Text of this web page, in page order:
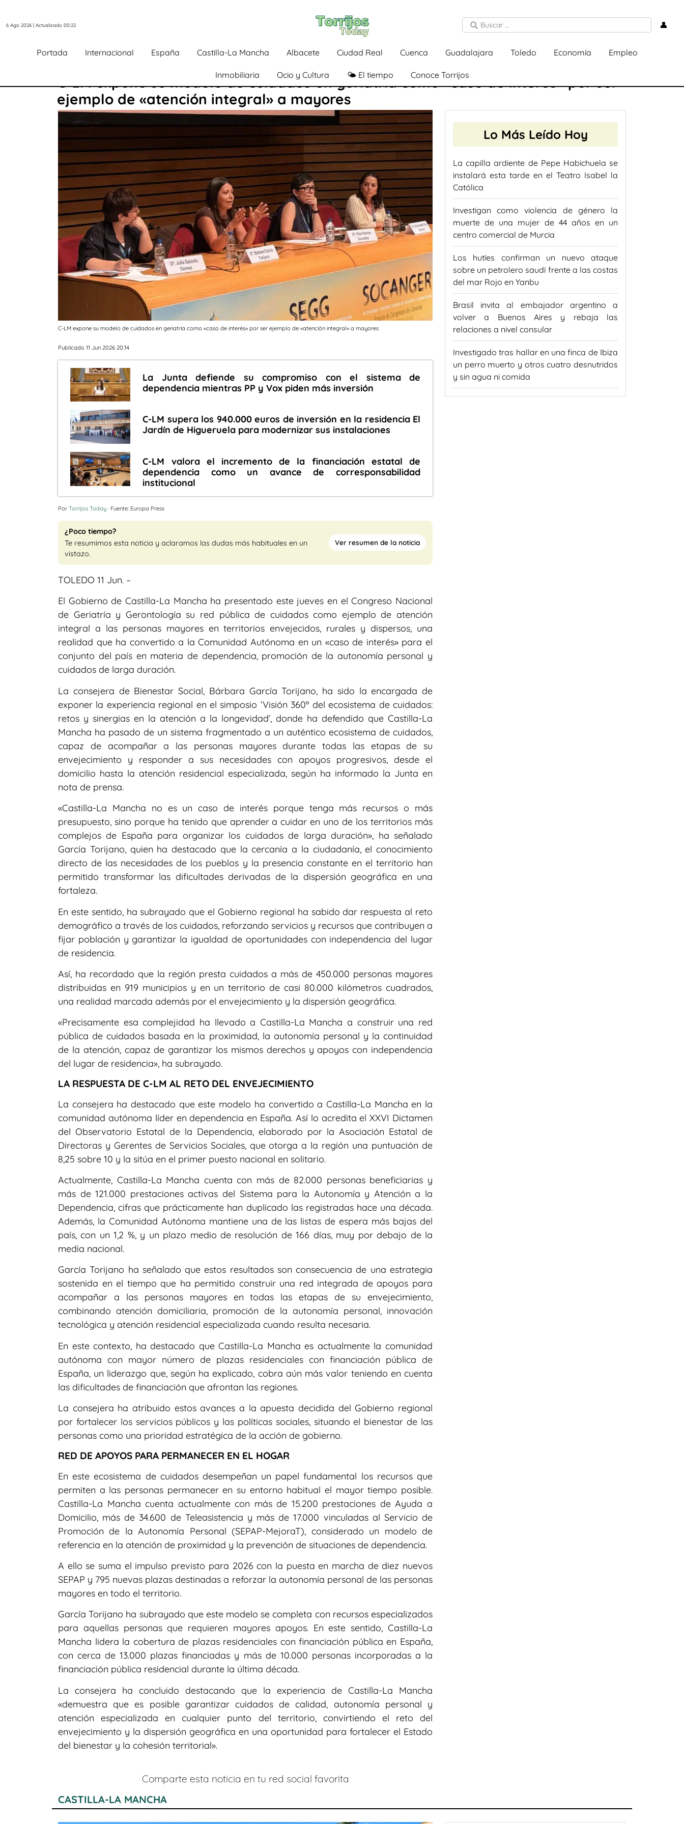
6 Ago 2026 | Actualizado 00:22 👤
Portada Internacional España Castilla-La Mancha Albacete Ciudad Real Cuenca Guadalajara Toledo Economía Empleo
Inmobiliaria Ocio y Cultura 🌤️ El tiempo Conoce Torrijos
C-LM expone su modelo de cuidados en geriatría como «caso de interés» por ser
ejemplo de «atención integral» a mayores
C-LM expone su modelo de cuidados en geriatría como «caso de interés» por ser ejemplo de «atención integral» a mayores
Publicado 11 Jun 2026 20:14
La Junta defiende su compromiso con el sistema de
dependencia mientras PP y Vox piden más inversión
C-LM supera los 940.000 euros de inversión en la residencia El
Jardín de Higueruela para modernizar sus instalaciones
C-LM valora el incremento de la financiación estatal de
dependencia como un avance de corresponsabilidad
institucional
Por Torrijos Today · Fuente: Europa Press
¿Poco tiempo?
Te resumimos esta noticia y aclaramos las dudas más habituales en un
vistazo.
Ver resumen de la noticia
TOLEDO 11 Jun. –
El Gobierno de Castilla-La Mancha ha presentado este jueves en el Congreso Nacional
de Geriatría y Gerontología su red pública de cuidados como ejemplo de atención
integral a las personas mayores en territorios envejecidos, rurales y dispersos, una
realidad que ha convertido a la Comunidad Autónoma en un «caso de interés» para el
conjunto del país en materia de dependencia, promoción de la autonomía personal y
cuidados de larga duración.
La consejera de Bienestar Social, Bárbara García Torijano, ha sido la encargada de
exponer la experiencia regional en el simposio ‘Visión 360º del ecosistema de cuidados:
retos y sinergias en la atención a la longevidad’, donde ha defendido que Castilla-La
Mancha ha pasado de un sistema fragmentado a un auténtico ecosistema de cuidados,
capaz de acompañar a las personas mayores durante todas las etapas de su
envejecimiento y responder a sus necesidades con apoyos progresivos, desde el
domicilio hasta la atención residencial especializada, según ha informado la Junta en
nota de prensa.
«Castilla-La Mancha no es un caso de interés porque tenga más recursos o más
presupuesto, sino porque ha tenido que aprender a cuidar en uno de los territorios más
complejos de España para organizar los cuidados de larga duración», ha señalado
García Torijano, quien ha destacado que la cercanía a la ciudadanía, el conocimiento
directo de las necesidades de los pueblos y la presencia constante en el territorio han
permitido transformar las dificultades derivadas de la dispersión geográfica en una
fortaleza.
En este sentido, ha subrayado que el Gobierno regional ha sabido dar respuesta al reto
demográfico a través de los cuidados, reforzando servicios y recursos que contribuyen a
fijar población y garantizar la igualdad de oportunidades con independencia del lugar
de residencia.
Así, ha recordado que la región presta cuidados a más de 450.000 personas mayores
distribuidas en 919 municipios y en un territorio de casi 80.000 kilómetros cuadrados,
una realidad marcada además por el envejecimiento y la dispersión geográfica.
«Precisamente esa complejidad ha llevado a Castilla-La Mancha a construir una red
pública de cuidados basada en la proximidad, la autonomía personal y la continuidad
de la atención, capaz de garantizar los mismos derechos y apoyos con independencia
del lugar de residencia», ha subrayado.
LA RESPUESTA DE C-LM AL RETO DEL ENVEJECIMIENTO
La consejera ha destacado que este modelo ha convertido a Castilla-La Mancha en la
comunidad autónoma líder en dependencia en España. Así lo acredita el XXVI Dictamen
del Observatorio Estatal de la Dependencia, elaborado por la Asociación Estatal de
Directoras y Gerentes de Servicios Sociales, que otorga a la región una puntuación de
8,25 sobre 10 y la sitúa en el primer puesto nacional en solitario.
Actualmente, Castilla-La Mancha cuenta con más de 82.000 personas beneficiarias y
más de 121.000 prestaciones activas del Sistema para la Autonomía y Atención a la
Dependencia, cifras que prácticamente han duplicado las registradas hace una década.
Además, la Comunidad Autónoma mantiene una de las listas de espera más bajas del
país, con un 1,2 %, y un plazo medio de resolución de 166 días, muy por debajo de la
media nacional.
García Torijano ha señalado que estos resultados son consecuencia de una estrategia
sostenida en el tiempo que ha permitido construir una red integrada de apoyos para
acompañar a las personas mayores en todas las etapas de su envejecimiento,
combinando atención domiciliaria, promoción de la autonomía personal, innovación
tecnológica y atención residencial especializada cuando resulta necesaria.
En este contexto, ha destacado que Castilla-La Mancha es actualmente la comunidad
autónoma con mayor número de plazas residenciales con financiación pública de
España, un liderazgo que, según ha explicado, cobra aún más valor teniendo en cuenta
las dificultades de financiación que afrontan las regiones.
La consejera ha atribuido estos avances a la apuesta decidida del Gobierno regional
por fortalecer los servicios públicos y las políticas sociales, situando el bienestar de las
personas como una prioridad estratégica de la acción de gobierno.
RED DE APOYOS PARA PERMANECER EN EL HOGAR
En este ecosistema de cuidados desempeñan un papel fundamental los recursos que
permiten a las personas permanecer en su entorno habitual el mayor tiempo posible.
Castilla-La Mancha cuenta actualmente con más de 15.200 prestaciones de Ayuda a
Domicilio, más de 34.600 de Teleasistencia y más de 17.000 vinculadas al Servicio de
Promoción de la Autonomía Personal (SEPAP-MejoraT), considerado un modelo de
referencia en la atención de proximidad y la prevención de situaciones de dependencia.
A ello se suma el impulso previsto para 2026 con la puesta en marcha de diez nuevos
SEPAP y 795 nuevas plazas destinadas a reforzar la autonomía personal de las personas
mayores en todo el territorio.
García Torijano ha subrayado que este modelo se completa con recursos especializados
para aquellas personas que requieren mayores apoyos. En este sentido, Castilla-La
Mancha lidera la cobertura de plazas residenciales con financiación pública en España,
con cerca de 13.000 plazas financiadas y más de 10.000 personas incorporadas a la
financiación pública residencial durante la última década.
La consejera ha concluido destacando que la experiencia de Castilla-La Mancha
«demuestra que es posible garantizar cuidados de calidad, autonomía personal y
atención especializada en cualquier punto del territorio, convirtiendo el reto del
envejecimiento y la dispersión geográfica en una oportunidad para fortalecer el Estado
del bienestar y la cohesión territorial».
Comparte esta noticia en tu red social favorita
Lo Más Leído Hoy
La capilla ardiente de Pepe Habichuela se
instalará esta tarde en el Teatro Isabel la
Católica
Investigan como violencia de género la
muerte de una mujer de 44 años en un
centro comercial de Murcia
Los hutíes confirman un nuevo ataque
sobre un petrolero saudí frente a las costas
del mar Rojo en Yanbu
Brasil invita al embajador argentino a
volver a Buenos Aires y rebaja las
relaciones a nivel consular
Investigado tras hallar en una finca de Ibiza
un perro muerto y otros cuatro desnutridos
y sin agua ni comida
CASTILLA-LA MANCHA